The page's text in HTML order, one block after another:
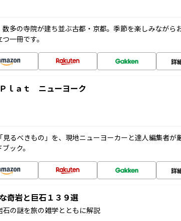
多の寺院が建ち並ぶ古都・京都。季節を楽しみながら
一冊です。
詳
ｌａｔ ニューヨーク
見るべきもの」を、現地ニューヨーカーと達人編集者が
ック。
詳
奇岩と巨石１３９選
の謎を旅の雑学とともに解説